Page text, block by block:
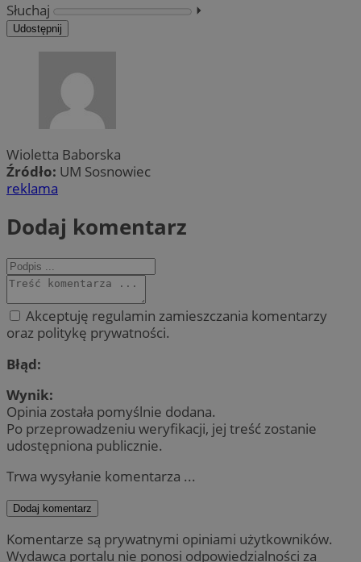
Słuchaj
⏵︎
Udostępnij
Wioletta Baborska
Źródło: UM Sosnowiec
reklama
Dodaj komentarz
Akceptuję regulamin zamieszczania komentarzy
oraz politykę prywatności.
Błąd:
Wynik:
Opinia została pomyślnie dodana.
Po przeprowadzeniu weryfikacji, jej treść zostanie
udostępniona publicznie.
Trwa wysyłanie komentarza ...
Dodaj komentarz
Komentarze są prywatnymi opiniami użytkowników.
Wydawca portalu nie ponosi odpowiedzialności za